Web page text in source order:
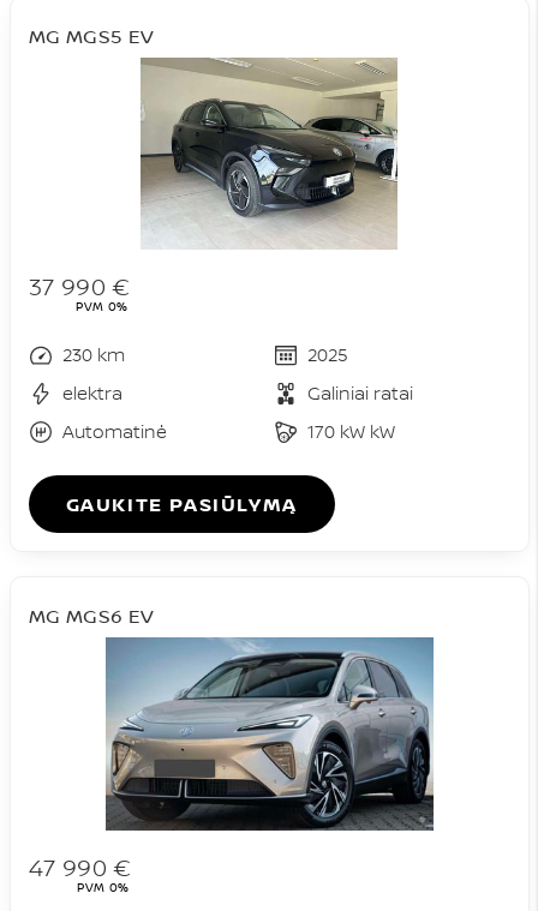
MG MGS5 EV
37 990 €
PVM 0%
230 km
2025
elektra
Galiniai ratai
Automatinė
170 kW kW
GAUKITE PASIŪLYMĄ
MG MGS6 EV
47 990 €
PVM 0%